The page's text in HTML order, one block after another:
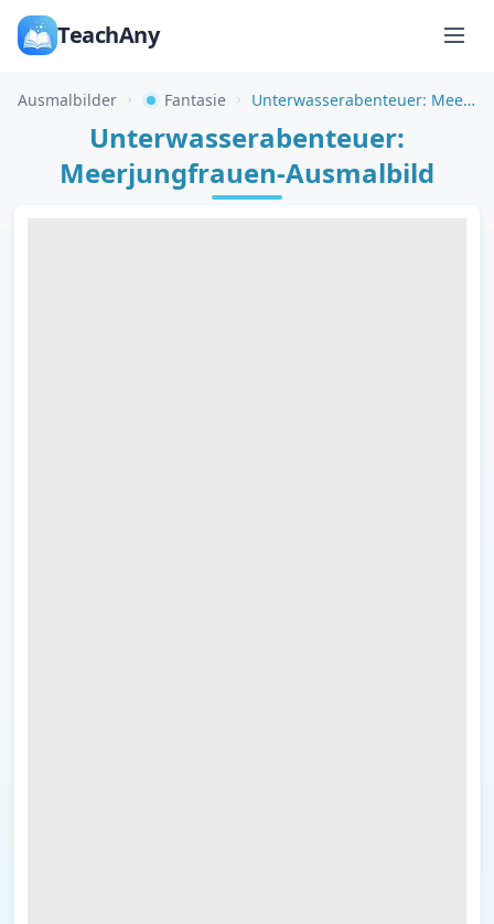
TeachAny
Ausmalbilder Fantasie Unterwasserabenteuer: Meerjungfrauen-Ausmalbild
Unterwasserabenteuer:
Meerjungfrauen-Ausmalbild